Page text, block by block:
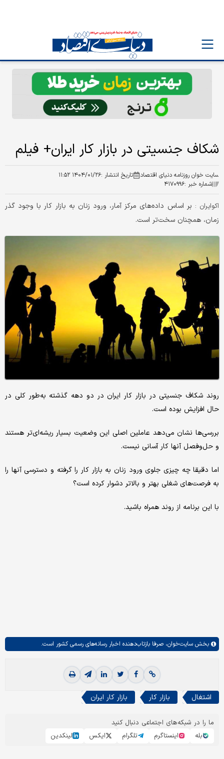
شکاف جنسیتی در بازار کار ایران+ فیلم
سایت خوان روزنامه دنیای اقتصاد تاریخ انتشار :۱۴۰۴/۰۱/۲۶ ۱۱:۵۲
شماره خبر :۴۱۷۰۹۹۶
اکوایران : بر اساس داده‌های مرکز آمار، ورود زنان به بازار کار با وجود گذر
زمان، همچنان سخت‌تر است.
روند شکاف جنسیتی در بازار کار ایران در دو دهه گذشته به‌طور کلی در
حال افزایش بوده است.
بررسی‌ها نشان می‌دهد عاملین اصلی این وضعیت بسیار ریشه‌ای‌تر هستند
و حل‌وفصل آنها کار آسانی نیست.
اما دقیقا چه چیزی جلوی ورود زنان به بازار کار را گرفته و دسترسی آنها را
به فرصت‌های شغلی بهتر و بالاتر دشوار کرده است؟
با این برنامه از روند همراه باشید.
بخش سایت‌خوان، صرفا بازتاب‌دهنده اخبار رسانه‌های رسمی کشور است.
اشتغال بازار کار بازار کار ایران
ما را در شبکه‌های اجتماعی دنبال کنید
بله
اینستاگرم تلگرام ایکس لینکدین